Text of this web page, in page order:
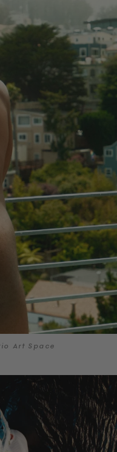
Art Space